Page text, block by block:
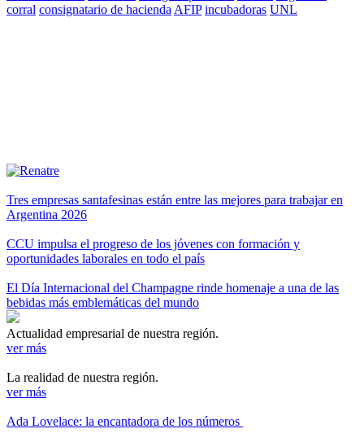
corral consignatario de hacienda AFIP incubadoras UNL
Tres empresas santafesinas están entre las mejores para trabajar en
Argentina 2026
CCU impulsa el progreso de los jóvenes con formación y
oportunidades laborales en todo el país
El Día Internacional del Champagne rinde homenaje a una de las
bebidas más emblemáticas del mundo
Actualidad empresarial de nuestra región.
ver más
La realidad de nuestra región.
ver más
Ada Lovelace: la encantadora de los números